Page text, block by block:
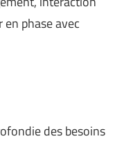
phase avec
des besoins